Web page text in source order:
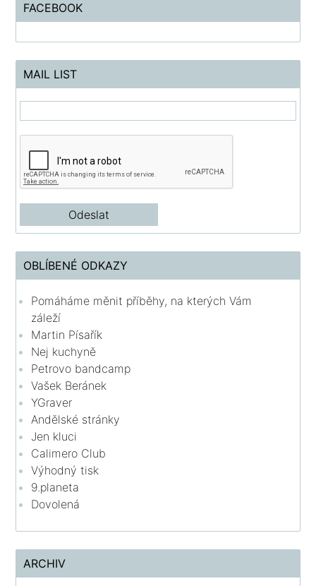
FACEBOOK
MAIL LIST
OBLÍBENÉ ODKAZY
Pomáháme měnit příběhy, na kterých Vám
záleží
Martin Písařík
Nej kuchyně
Petrovo bandcamp
Vašek Beránek
YGraver
Andělské stránky
Jen kluci
Calimero Club
Výhodný tisk
9.planeta
Dovolená
ARCHIV